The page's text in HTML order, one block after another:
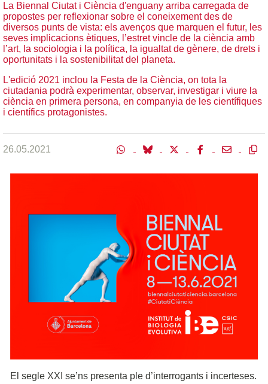
La Biennal Ciutat i Ciència d'enguany arriba carregada de
propostes per reflexionar sobre el coneixement des de
diversos punts de vista: els avenços que marquen el futur, les
seves implicacions ètiques, l’estret vincle de la ciència amb
l’art, la sociologia i la política, la igualtat de gènere, de drets i
oportunitats i la sostenibilitat del planeta.
L'edició 2021 inclou la Festa de la Ciència, on tota la
ciutadania podrà experimentar, observar, investigar i viure la
ciència en primera persona, en companyia de les científiques
i científics protagonistes.
26.05.2021
El segle XXI se’ns presenta ple d’interrogants i incerteses.